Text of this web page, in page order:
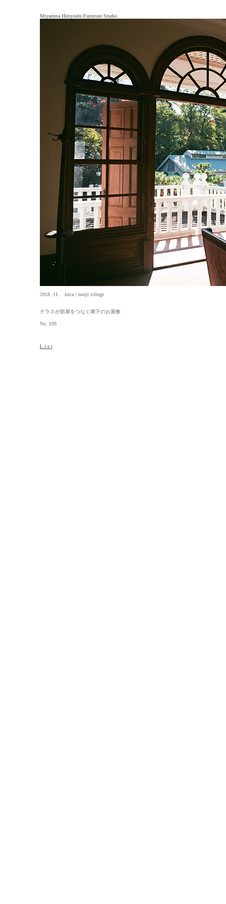
Miyazima Hiroyoshi Furniture Studio
2018. 11. leica / meiji villege
テラスが部屋をつなぐ廊下のお屋敷
No. 039
L i s t